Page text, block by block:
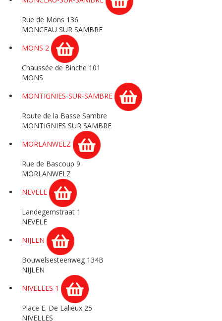
Rue de Mons 136
MONCEAU SUR SAMBRE
MONS 2
Chaussée de Binche 101
MONS
MONTIGNIES-SUR-SAMBRE
Route de la Basse Sambre
MONTIGNIES SUR SAMBRE
MORLANWELZ
Rue de Bascoup 9
MORLANWELZ
NEVELE
Landegemstraat 1
NEVELE
NIJLEN
Bouwelsesteenweg 134B
NIJLEN
NIVELLES 1
Place E. De Lalieux 25
NIVELLES